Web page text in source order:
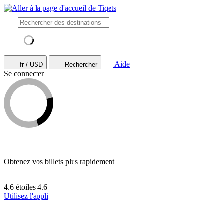
fr / USD Rechercher
Aide
Se connecter
Obtenez vos billets plus rapidement
4.6 étoiles 4.6
Utilisez l'appli